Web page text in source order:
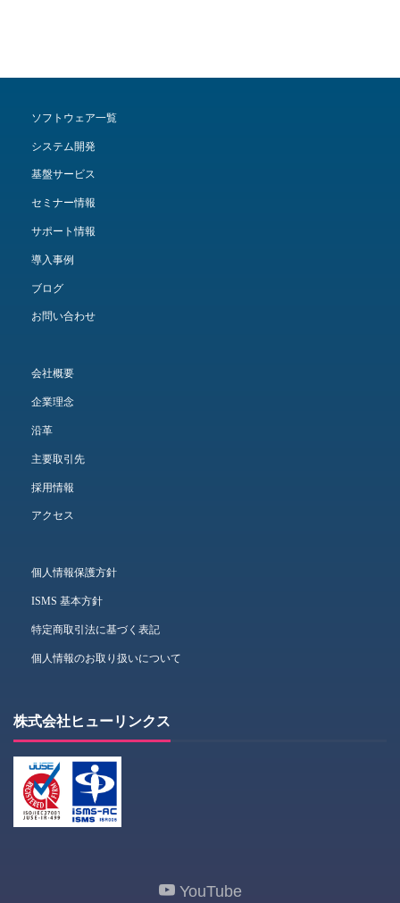
ソフトウェア一覧
システム開発
基盤サービス
セミナー情報
サポート情報
導入事例
ブログ
お問い合わせ
会社概要
企業理念
沿革
主要取引先
採用情報
アクセス
個人情報保護方針
ISMS 基本方針
特定商取引法に基づく表記
個人情報のお取り扱いについて
株式会社ヒューリンクス
YouTube